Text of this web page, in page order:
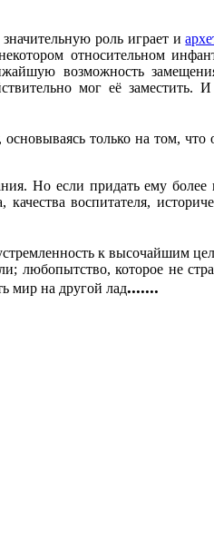
значительную роль играет и
относительном
возможность
мог её заместить. И
только на том, что
Но если придать ему
воспитателя,
к высочайшим
любопытство, которое не
мир на другой лад.......